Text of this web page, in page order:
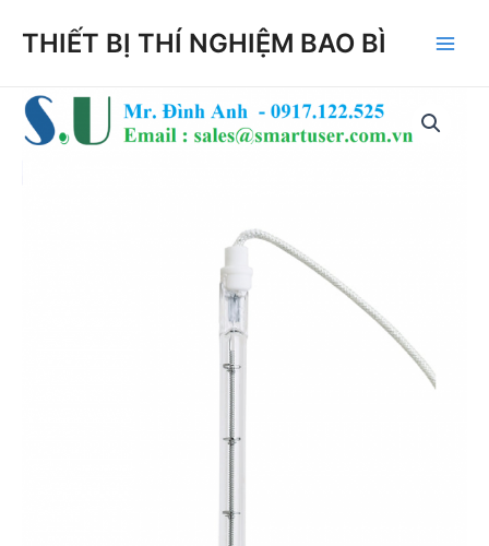
THIẾT BỊ THÍ NGHIỆM BAO BÌ